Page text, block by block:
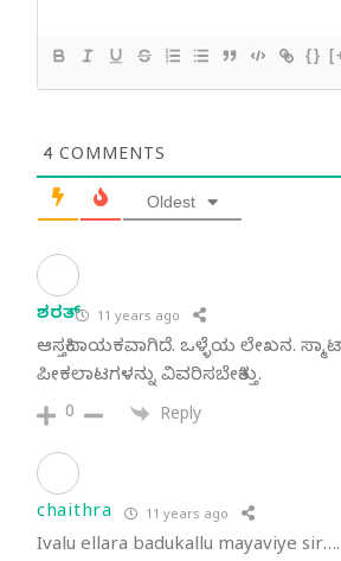
{}
4 COMMENTS
Oldest
ಶರತ್ 11 years ago
ಆಸಕ್ತಿದಾಯಕವಾಗಿದೆ. ಒಳ್ಳೆಯ ಲೇಖನ.
ಪೀಕಲಾಟಗಳನ್ನು ವಿವರಿಸಬೇಕಿತ್ತು.
0 Reply
chaithra 11 years ago
Ivalu ellara badukallu mayaviye